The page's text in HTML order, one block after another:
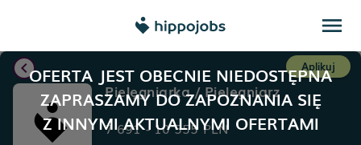
menu
OFERTA JEST OBECNIE NIEDOSTĘPNA
ZAPRASZAMY DO ZAPOZNANIA SIĘ
Z INNYMI AKTUALNYMI OFERTAMI
chevron_left Aplikuj
Pielęgniarka / Pielęgniarz
7 691- 10 555PLN